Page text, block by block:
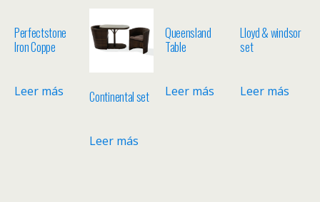
Perfectstone
Iron Coppe
Leer más Continental set
Leer más
Queensland
Table
Leer más
Lloyd & windsor
set
Leer más